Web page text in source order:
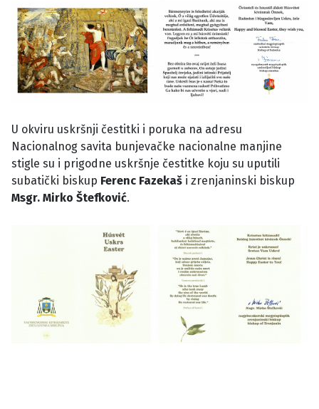
U okviru uskršnji čestitki i poruka na adresu
Nacionalnog savita bunjevačke nacionalne manjine
stigle su i prigodne uskršnje čestitke koju su uputili
subatički biskup Ferenc Fazekaš i zrenjaninski biskup
Msgr. Mirko Štefković.